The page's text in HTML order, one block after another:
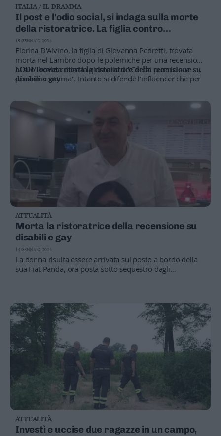
Business
Wire
Territori
Rovereto
Pergine
Riva
Arco
Lavis
dei
Laghi
Valsugana
Primiero
Vallagarina
Fiemme
–
Fassa
Giudicarie
–
Adige
Südtirol
Dolomiti
ITALIA / IL DRAMMA
Il post e l'odio social, si indaga sulla morte
della ristoratrice. La figlia contro
Selvaggia Lucarelli
Fiorina D'Alvino, la figlia di Giovanna Pedretti, trovata
morta nel Lambro dopo le polemiche per una recensione
al suo locale, critica la giornalista: "Cerchi pure la sua
prossima vittima". Intanto si difende l'influencer che per
LODITrovata morta la ristoratrice della recensione su
disabili e gay
15 GENNAIO 2024
ATTUALITÀ
Morta la ristoratrice della recensione su
disabili e gay
La donna risulta essere arrivata sul posto a bordo della
sua Fiat Panda, ora posta sotto sequestro dagli
14 GENNAIO 2024
ATTUALITÀ
Investì e uccise due ragazze in un campo,